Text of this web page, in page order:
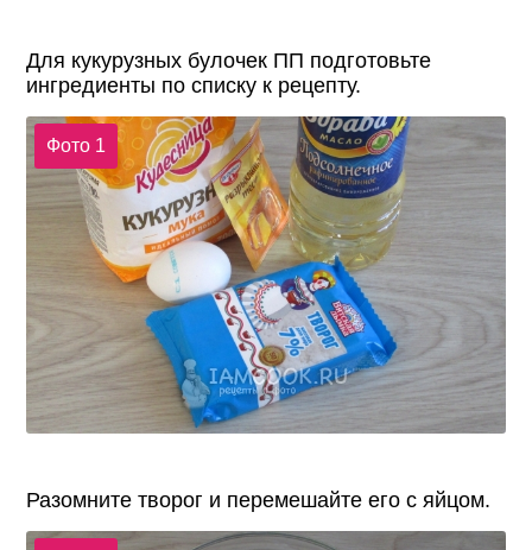
Для кукурузных булочек ПП подготовьте
ингредиенты по списку к рецепту.
Фото 1
Разомните творог и перемешайте его с яйцом.